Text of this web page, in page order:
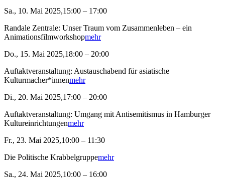
Sa., 10. Mai 2025,15:00 – 17:00
Randale Zentrale: Unser Traum vom Zusammenleben – ein
Animationsfilmworkshopmehr
Do., 15. Mai 2025,18:00 – 20:00
Auftaktveranstaltung: Austauschabend für asiatische
Kulturmacher*innenmehr
Di., 20. Mai 2025,17:00 – 20:00
Auftaktveranstaltung: Umgang mit Antisemitismus in Hamburger
Kultureinrichtungenmehr
Fr., 23. Mai 2025,10:00 – 11:30
Die Politische Krabbelgruppemehr
Sa., 24. Mai 2025,10:00 – 16:00